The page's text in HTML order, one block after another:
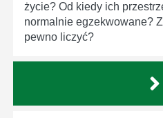
życie? Od kiedy ich
normalnie egzekwowane?
pewno liczyć?